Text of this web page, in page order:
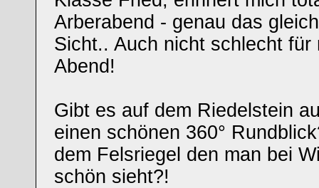
Arberabend - genau das
Sicht.. Auch nicht schlecht für
Abend!
Gibt es auf dem Riedelstein
einen schönen 360°
dem Felsriegel den man bei
schön sieht?!